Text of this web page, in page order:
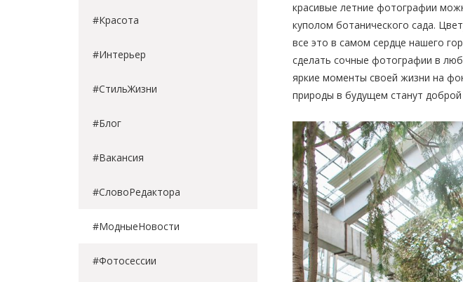
#Красота
#Интерьер
#СтильЖизни
#Блог
#Вакансия
#СловоРедактора
#МодныеНовости
#Фотосессии
красивые летние фотографии
куполом ботанического сада.
все это в самом сердце нашего
сделать сочные фотографии в
яркие моменты своей жизни на
природы в будущем станут